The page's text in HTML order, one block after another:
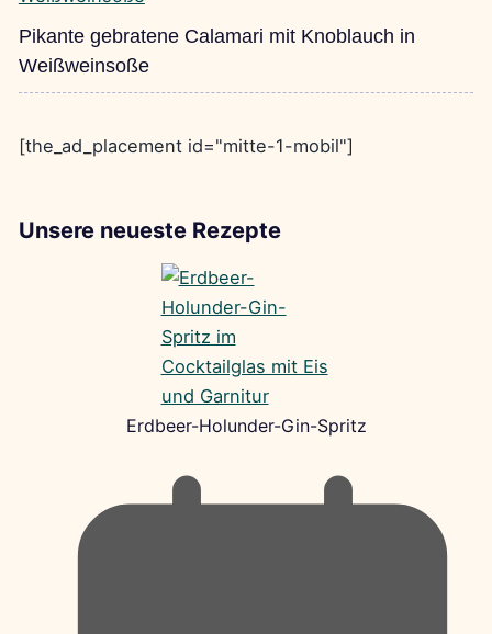
Pikante gebratene Calamari mit Knoblauch in
Weißweinsoße
[the_ad_placement id="mitte-1-mobil"]
Unsere neueste Rezepte
Erdbeer-Holunder-Gin-Spritz